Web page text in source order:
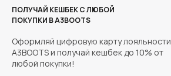
ПОЛУЧАЙ КЕШБЕК С ЛЮБОЙ
ПОКУПКИ В A3BOOTS
Оформляй цифровую карту лояльности
A3BOOTS и получай кешбек до 10% от
любой покупки!